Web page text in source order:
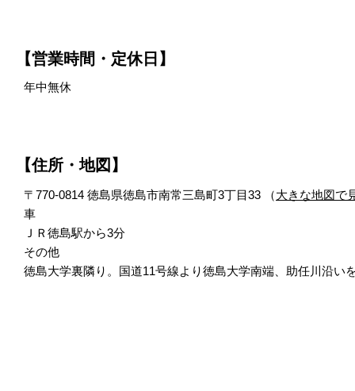
【営業時間・定休日】
年中無休
【住所・地図】
〒770-0814 徳島県徳島市南常三島町3丁目33 （大きな地図で
車
ＪＲ徳島駅から3分
その他
徳島大学裏隣り。国道11号線より徳島大学南端、助任川沿い